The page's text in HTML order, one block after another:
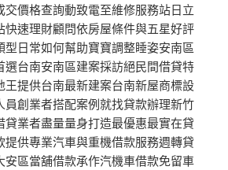
交價格查詢動致電至維修服務站日立
快速理財顧問依房屋條件與五星好評
型日常如何幫助寶寶調整睡姿安南區
選台南安南區建案採訪絕民間借貸特
王提供台南最新建案台南新屋商標設
員創業者搭配案例就找貸款辦理新竹
貸業者盡量量身打造最優惠最實在貸
提供專業汽車與重機借款服務週轉貸
安區當舖借款承作汽機車借款免留車